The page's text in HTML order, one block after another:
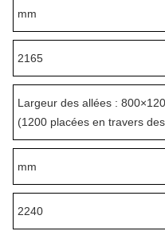
mm
2165
Largeur des allées :
(1200 placées en travers
mm
2240